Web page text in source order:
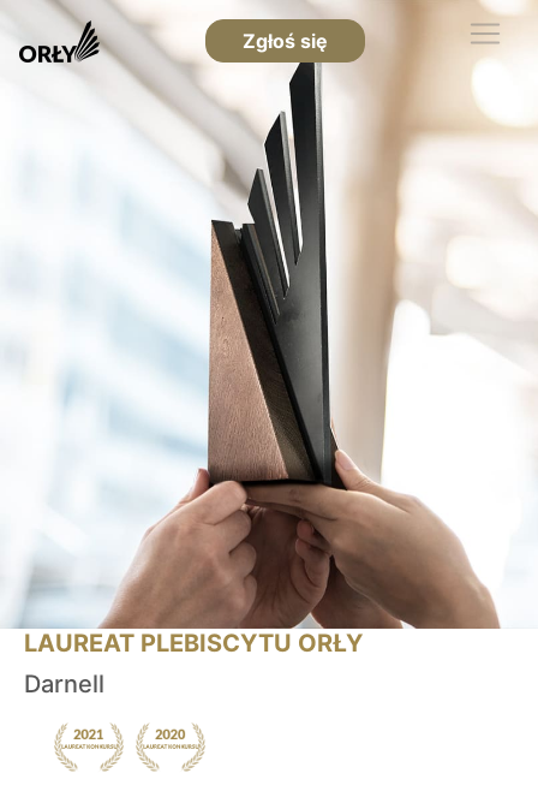
Zgłoś się
LAUREAT PLEBISCYTU ORŁY
Darnell